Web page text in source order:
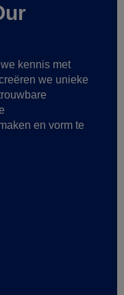
kennis met
we unieke
en vorm te